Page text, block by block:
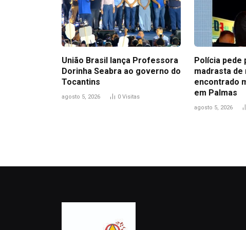
União Brasil lança Professora
Dorinha Seabra ao governo do
Tocantins
agosto 5, 2026 0 Visitas
Polícia pede
madrasta de
encontrado
em Palmas
agosto 5, 2026